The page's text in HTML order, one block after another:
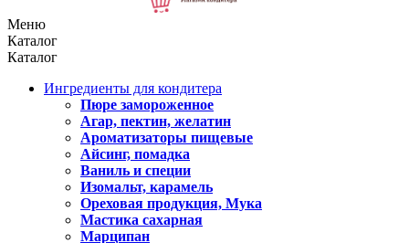
Меню
Каталог
Каталог
Ингредиенты для кондитера
Пюре замороженное
Агар, пектин, желатин
Ароматизаторы пищевые
Айсинг, помадка
Ваниль и специи
Изомальт, карамель
Ореховая продукция, Мука
Мастика сахарная
Марципан